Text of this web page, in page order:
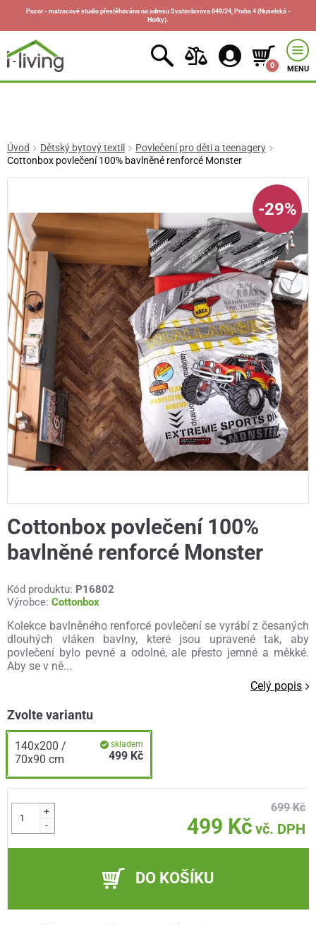
Pozor - matracové studio přestěhováno na adresu Svatoslavova 849/24, Praha 4 (Nuselská -
Horky).
0 MENU
Úvod Dětský bytový textil
Povlečení pro děti a teenagery
Cottonbox povlečení 100% bavlněné renforcé Monster
-29%
Cottonbox povlečení 100%
bavlněné renforcé Monster
Kód produktu: P16802
Výrobce: Cottonbox
Kolekce bavlněného renforcé povlečení se vyrábí z česaných
dlouhých vláken bavlny, které jsou upravené tak, aby
povlečení bylo pevné a odolné, ale přesto jemné a měkké.
Aby se v ně...
Celý popis
Zvolte variantu
140x200 /
70x90 cm
skladem
499 Kč
+
-
699 Kč
499 Kč vč. DPH
DO KOŠÍKU